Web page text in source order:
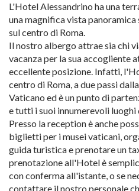
L'Hotel Alessandrino ha una
una magnifica vista panoramica
sul centro di Roma.
Il nostro albergo attrae sia chi
vacanza per la sua accogliente
eccellente posizione. Infatti,
centro di Roma, a due passi
Vaticano ed è un punto di
e tutti i suoi innumerevoli luoghi
Presso la reception è anche
biglietti per i musei vaticani,
guida turistica e prenotare un
prenotazione all'Hotel è
con conferma all'istante, o se
contattare il nostro personale